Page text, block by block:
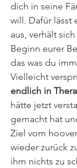
dich in seine
will. Dafür lässt
aus, verhält
Beginn eurer
das was du
Vielleicht
endlich in
hätte jetzt
gemacht hat
Ziel vom
wieder zurück
ihm nichts zu